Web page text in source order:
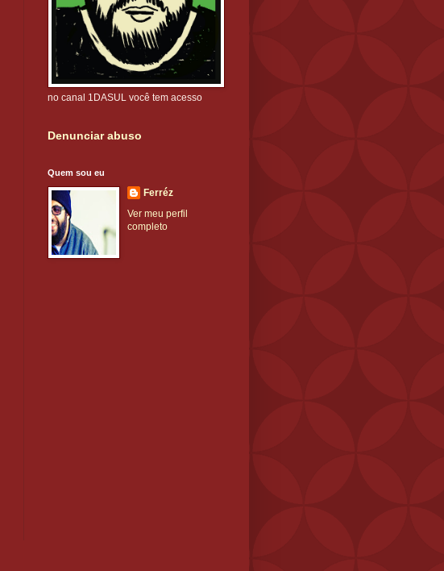
no canal 1DASUL você tem acesso
Denunciar abuso
Quem sou eu
Ferréz
Ver meu perfil
completo